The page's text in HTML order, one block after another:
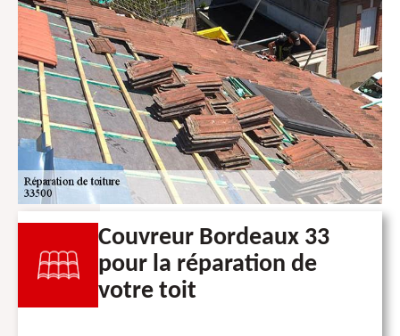
Couvreur Bordeaux 33
pour la réparation de
votre toit